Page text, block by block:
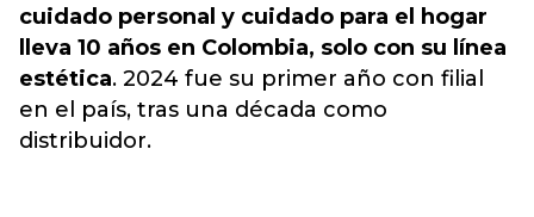
cuidado personal y cuidado para el hogar
lleva 10 años en Colombia, solo con su línea
estética. 2024 fue su primer año con filial
en el país, tras una década como
distribuidor.